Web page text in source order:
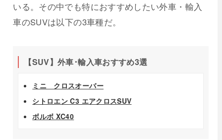
いる。その中でも特におすすめしたい外車・輸入
車のSUVは以下の3車種だ。
【SUV】外車･輸入車おすすめ3選
ミニ クロスオーバー
シトロエン C3 エアクロスSUV
ボルボ XC40